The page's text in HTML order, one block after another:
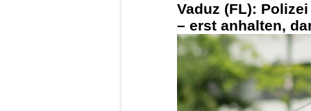
Vaduz (FL):
– erst anhalten,